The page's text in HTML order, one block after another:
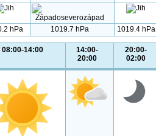
hPa 1019.7 hPa 1019.4 hPa
08:00-14:00
14:00-
20:00
20:00-
02:00